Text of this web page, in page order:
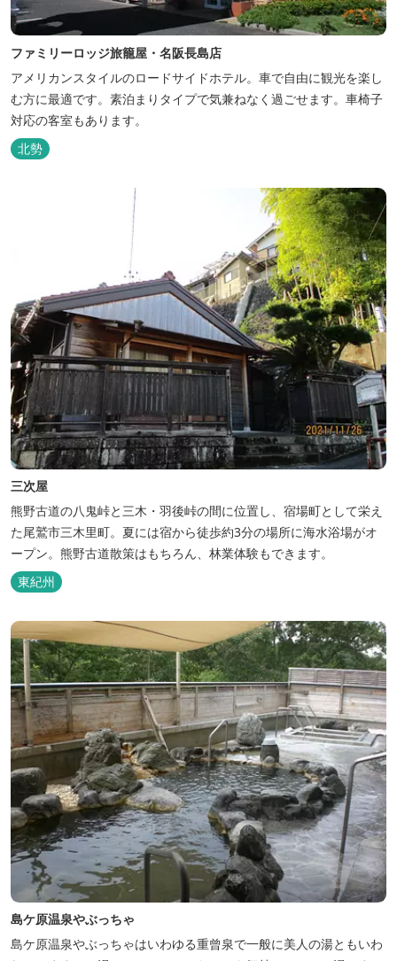
ファミリーロッジ旅籠屋・名阪長島店
アメリカンスタイルのロードサイドホテル。車で自由に観光を楽し
む方に最適です。素泊まりタイプで気兼ねなく過ごせます。車椅子
対応の客室もあります。
北勢
三次屋
熊野古道の八鬼峠と三木・羽後峠の間に位置し、宿場町として栄え
た尾鷲市三木里町。夏には宿から徒歩約3分の場所に海水浴場がオ
ープン。熊野古道散策はもちろん、林業体験もできます。
東紀州
島ケ原温泉やぶっちゃ
島ケ原温泉やぶっちゃはいわゆる重曾泉で一般に美人の湯ともいわ